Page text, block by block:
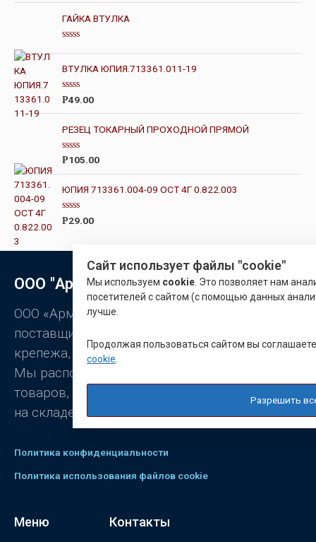
е
н
к
а
и
5
ГАЙКА ВТУЛКА
ц
е
н
к
а
0
и
5
ВТУЛКА ЮПИЯ.713361.011-19
О
е
н
к
а
и
з
Р49.00
РЕЗЕЦ ТОКАРНЫЙ ПРОХОДНОЙ ПРЯМОЙ
О
е
н
к
а
и
Р105.00
ЮПИЯ 713361.004-09 ОСТ 4Г 0.822.003
О
и
з
Р29.00
ООО "Арматон"
ООО «Арматон» является оптовым
поставщиком заклёпок, промышленного
крепежа, станочной оснастки.
Мы располагаем широким ассортиментом
товаров, постоянно присутствующих
на складе.
Политика конфиденциальности
Политика использования файлов cookie
Меню Контакты
Сайт использует файлы "cookie"
Мы используем cookie . Это позволяет нам
посетителей с сайтом (с помощью данных
лучше.
Продолжая пользоваться сайтом вы
cookie
Разрешить